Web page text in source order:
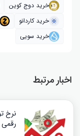
خرید دوج کوین
خرید کاردانو
خرید سویی
اخبار مرتبط